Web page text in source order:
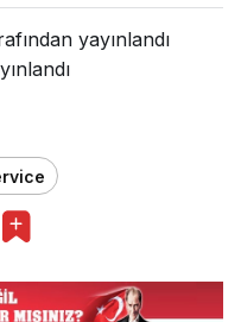
yayınlandı